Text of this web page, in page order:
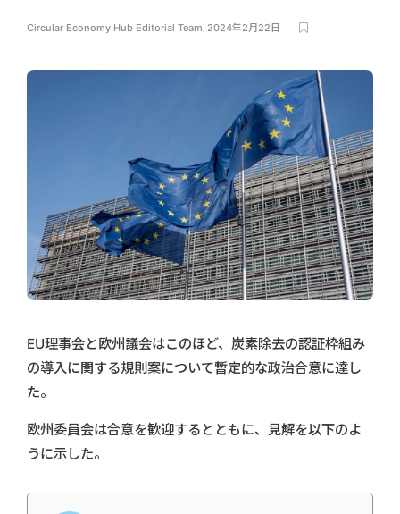
Circular Economy Hub Editorial Team, 2024年2月22日
EU理事会と欧州議会はこのほど、炭素除去の認証枠組み
の導入に関する規則案について暫定的な政治合意に達し
た。
欧州委員会は合意を歓迎するとともに、見解を以下のよ
うに示した。